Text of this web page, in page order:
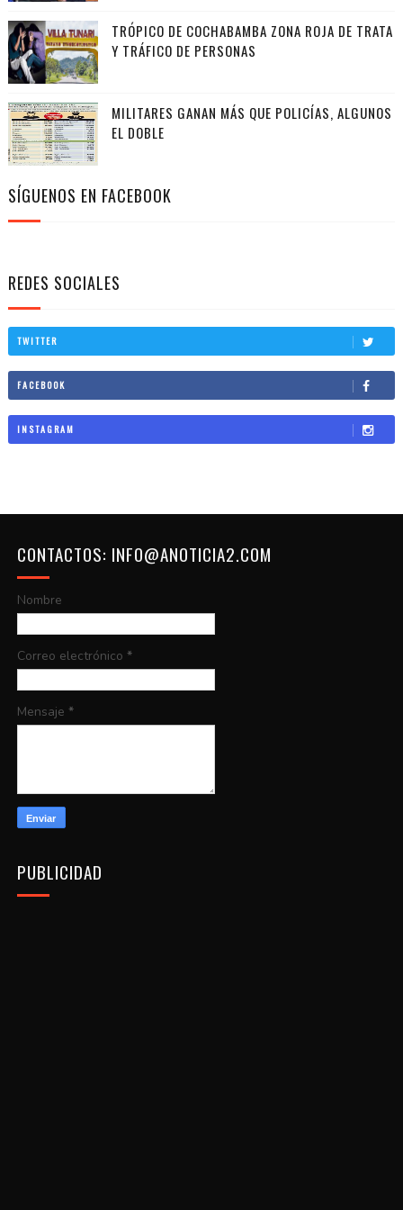
TRÓPICO DE COCHABAMBA ZONA ROJA DE TRATA
Y TRÁFICO DE PERSONAS
MILITARES GANAN MÁS QUE POLICÍAS, ALGUNOS
EL DOBLE
SÍGUENOS EN FACEBOOK
REDES SOCIALES
TWITTER
FACEBOOK
INSTAGRAM
CONTACTOS: INFO@ANOTICIA2.COM
Nombre
Correo electrónico *
Mensaje *
PUBLICIDAD